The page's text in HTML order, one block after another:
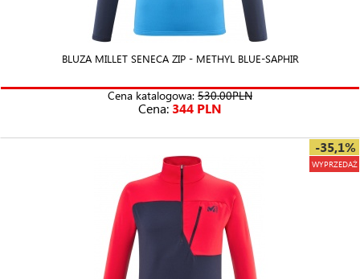
BLUZA MILLET SENECA ZIP - METHYL BLUE-SAPHIR
Cena katalogowa: 530.00PLN
Cena: 344 PLN
-35,1%
WYPRZEDAŻ